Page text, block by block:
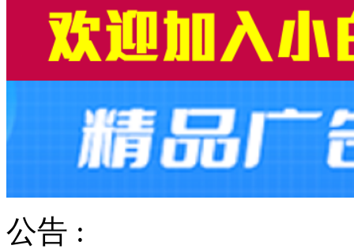
公告 :